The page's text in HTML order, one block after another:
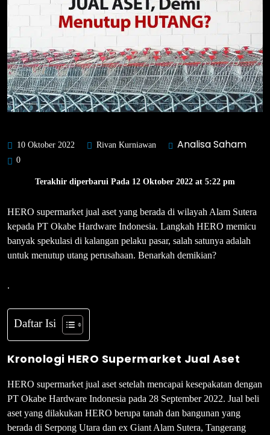
10 Oktober 2022 Rivan Kurniawan Analisa Saham
0
Terakhir diperbarui Pada 12 Oktober 2022 at 5:22 pm
HERO supermarket jual aset yang berada di wilayah Alam Sutera
kepada PT Okabe Hardware Indonesia. Langkah HERO memicu
banyak spekulasi di kalangan pelaku pasar, salah satunya adalah
untuk menutup utang perusahaan. Benarkah demikian?
.
Daftar Isi
Kronologi HERO Supermarket Jual Aset
HERO supermarket jual aset setelah mencapai kesepakatan dengan
PT Okabe Hardware Indonesia pada 28 September 2022. Jual beli
aset yang dilakukan HERO berupa tanah dan bangunan yang
berada di Serpong Utara dan ex Giant Alam Sutera, Tangerang